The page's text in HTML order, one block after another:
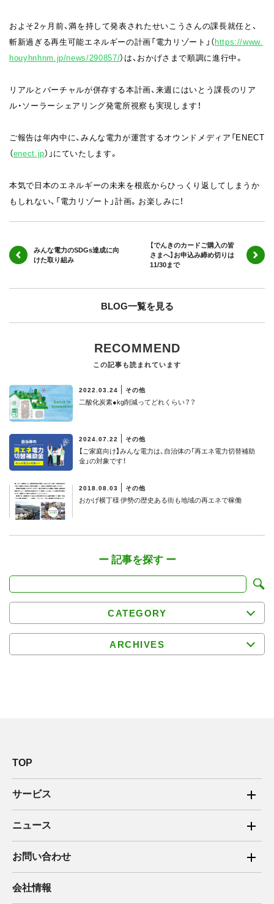
およそ2ヶ月前、満を持して発表されたせいこうさんの課長就任と、
斬新過ぎる再生可能エネルギーの計画「電力リゾート」（https://www.
houyhnhnm.jp/news/290857/）は、おかげさまで順調に進行中。
リアルとバーチャルが併存する本計画、 来週にはいとう課長のリア
ル・ ソーラーシェアリング発電所視察も実現します！
ご報告は年内中に、みんな電力が運営するオウンドメディア「ENECT
（enect.jp）」にていたします。
本気で日本のエネルギーの未来を根底からひっくり返してしまうか
もしれない、「電力リゾート」計画。お楽しみに！
みんな電力のSDGs達成に向
けた取り組み
【でんきのカードご購入の皆
さまへ】お申込み締め切りは
11/30まで
BLOG一覧を見る
RECOMMEND
この記事も読まれています
2022.03.24 その他
二酸化炭素●kg削減ってどれくらい？？
2024.07.22 その他
【ご家庭向け】みんな電力は、自治体の「再エネ電力切替補助
金」の対象です！
2018.08.03 その他
おかげ横丁様 伊勢の歴史ある街も地域の再エネで稼働
CATEGORY
ARCHIVES
TOP
サービス
ご家庭向け電力サービス
法人向け脱炭素サービス
住宅用太陽光売電 卒FIT
ニュース
2025年
2024年
お問い合わせ
ご家庭向け電力サービス・卒FIT電気の売電
会社情報